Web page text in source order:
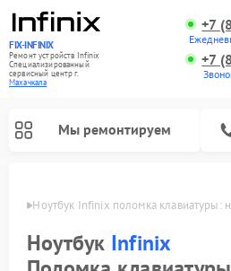
FIX-INFINIX
Ремонт устройств Infinix
Специализированный
cервисный центр г.
Махачкала
+7
+7
Мы ремонтируем
Ноутбук Infinix поломка клавиатуры:
Ноутбук Infinix